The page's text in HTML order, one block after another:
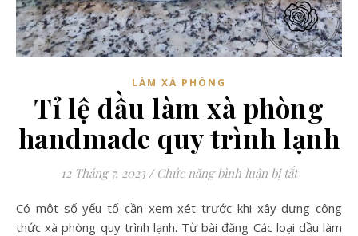
LÀM XÀ PHÒNG
Tỉ lệ dầu làm xà phòng
handmade quy trình lạnh
12 Tháng 7, 2023 / Chức năng bình luận bị tắtở Tỉ lệ dầu
Có một số yếu tố cần xem xét trước khi xây dựng công
thức xà phòng quy trình lạnh. Từ bài đăng Các loại dầu làm